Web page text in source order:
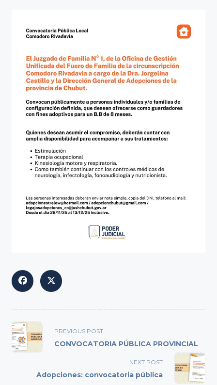
<span
class="nav-
subtitle
reader-
PREVIOUS POST
CONVOCATORIA PÚBLICA PROVINCIAL
NEXT POST
Adopciones: convocatoria pública